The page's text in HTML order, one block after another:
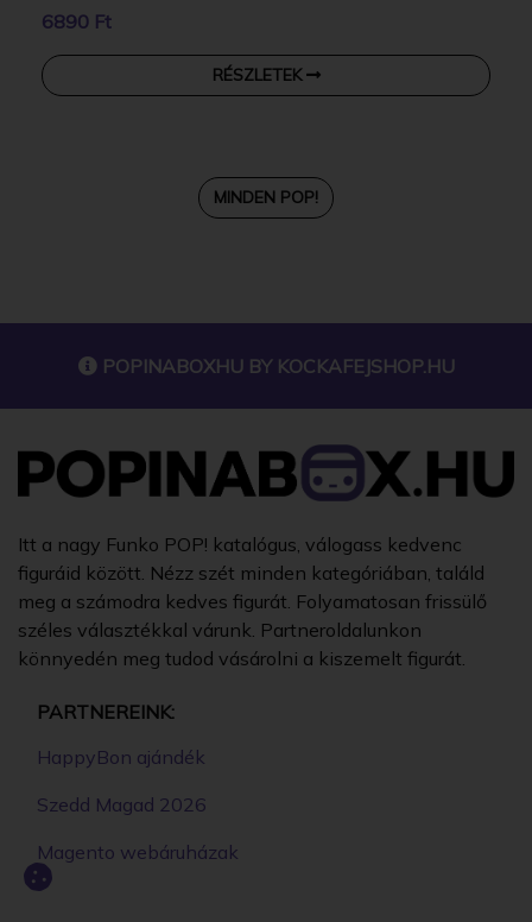
6890 Ft
RÉSZLETEK
MINDEN POP!
POPINABOXHU BY KOCKAFEJSHOP.HU
Itt a nagy Funko POP! katalógus, válogass kedvenc
figuráid között. Nézz szét minden kategóriában, találd
meg a számodra kedves figurát. Folyamatosan frissülő
széles választékkal várunk. Partneroldalunkon
könnyedén meg tudod vásárolni a kiszemelt figurát.
PARTNEREINK:
HappyBon ajándék
Szedd Magad 2026
Magento webáruházak